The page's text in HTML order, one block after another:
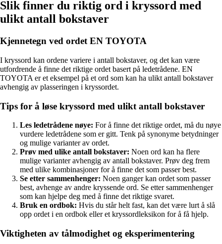
Slik finner du riktig ord i kryssord med
ulikt antall bokstaver
Kjennetegn ved ordet EN TOYOTA
I kryssord kan ordene variere i antall bokstaver, og det kan være
utfordrende å finne det riktige ordet basert på ledetrådene. EN
TOYOTA er et eksempel på et ord som kan ha ulikt antall bokstaver
avhengig av plasseringen i kryssordet.
Tips for å løse kryssord med ulikt antall bokstaver
Les ledetrådene nøye: For å finne det riktige ordet, må du nøye
vurdere ledetrådene som er gitt. Tenk på synonyme betydninger
og mulige varianter av ordet.
Prøv med ulike antall bokstaver: Noen ord kan ha flere
mulige varianter avhengig av antall bokstaver. Prøv deg frem
med ulike kombinasjoner for å finne det som passer best.
Se etter sammenhenger: Noen ganger kan ordet som passer
best, avhenge av andre kryssende ord. Se etter sammenhenger
som kan hjelpe deg med å finne det riktige svaret.
Bruk en ordbok: Hvis du står helt fast, kan det være lurt å slå
opp ordet i en ordbok eller et kryssordleksikon for å få hjelp.
Viktigheten av tålmodighet og eksperimentering